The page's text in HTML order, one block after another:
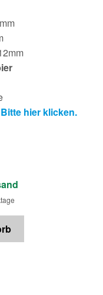
Bitte hier klicken.